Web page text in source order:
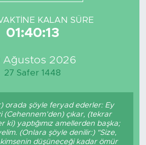
KALAN SÜRE
01:40:13
Ağustos 2026
27 Safer 1448
orada şöyle feryad ederler: Ey
(Cehennem’den) çıkar, (tekrar
ki) yaptığımız amellerden başka;
(Onlara şöyle denilir:) "Size,
düşüneceği kadar ömür